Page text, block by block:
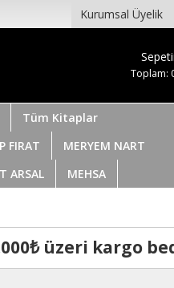
Kurumsal Üyelik
Toplam:
Tüm Kitaplar
FIRAT
MERYEM NART
ARSAL MEHSA
üzeri kargo